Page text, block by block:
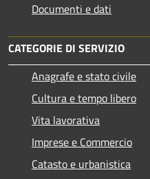
Documenti e dati
CATEGORIE DI SERVIZIO
Anagrafe e stato civile
Cultura e tempo libero
Vita lavorativa
Imprese e Commercio
Catasto e urbanistica